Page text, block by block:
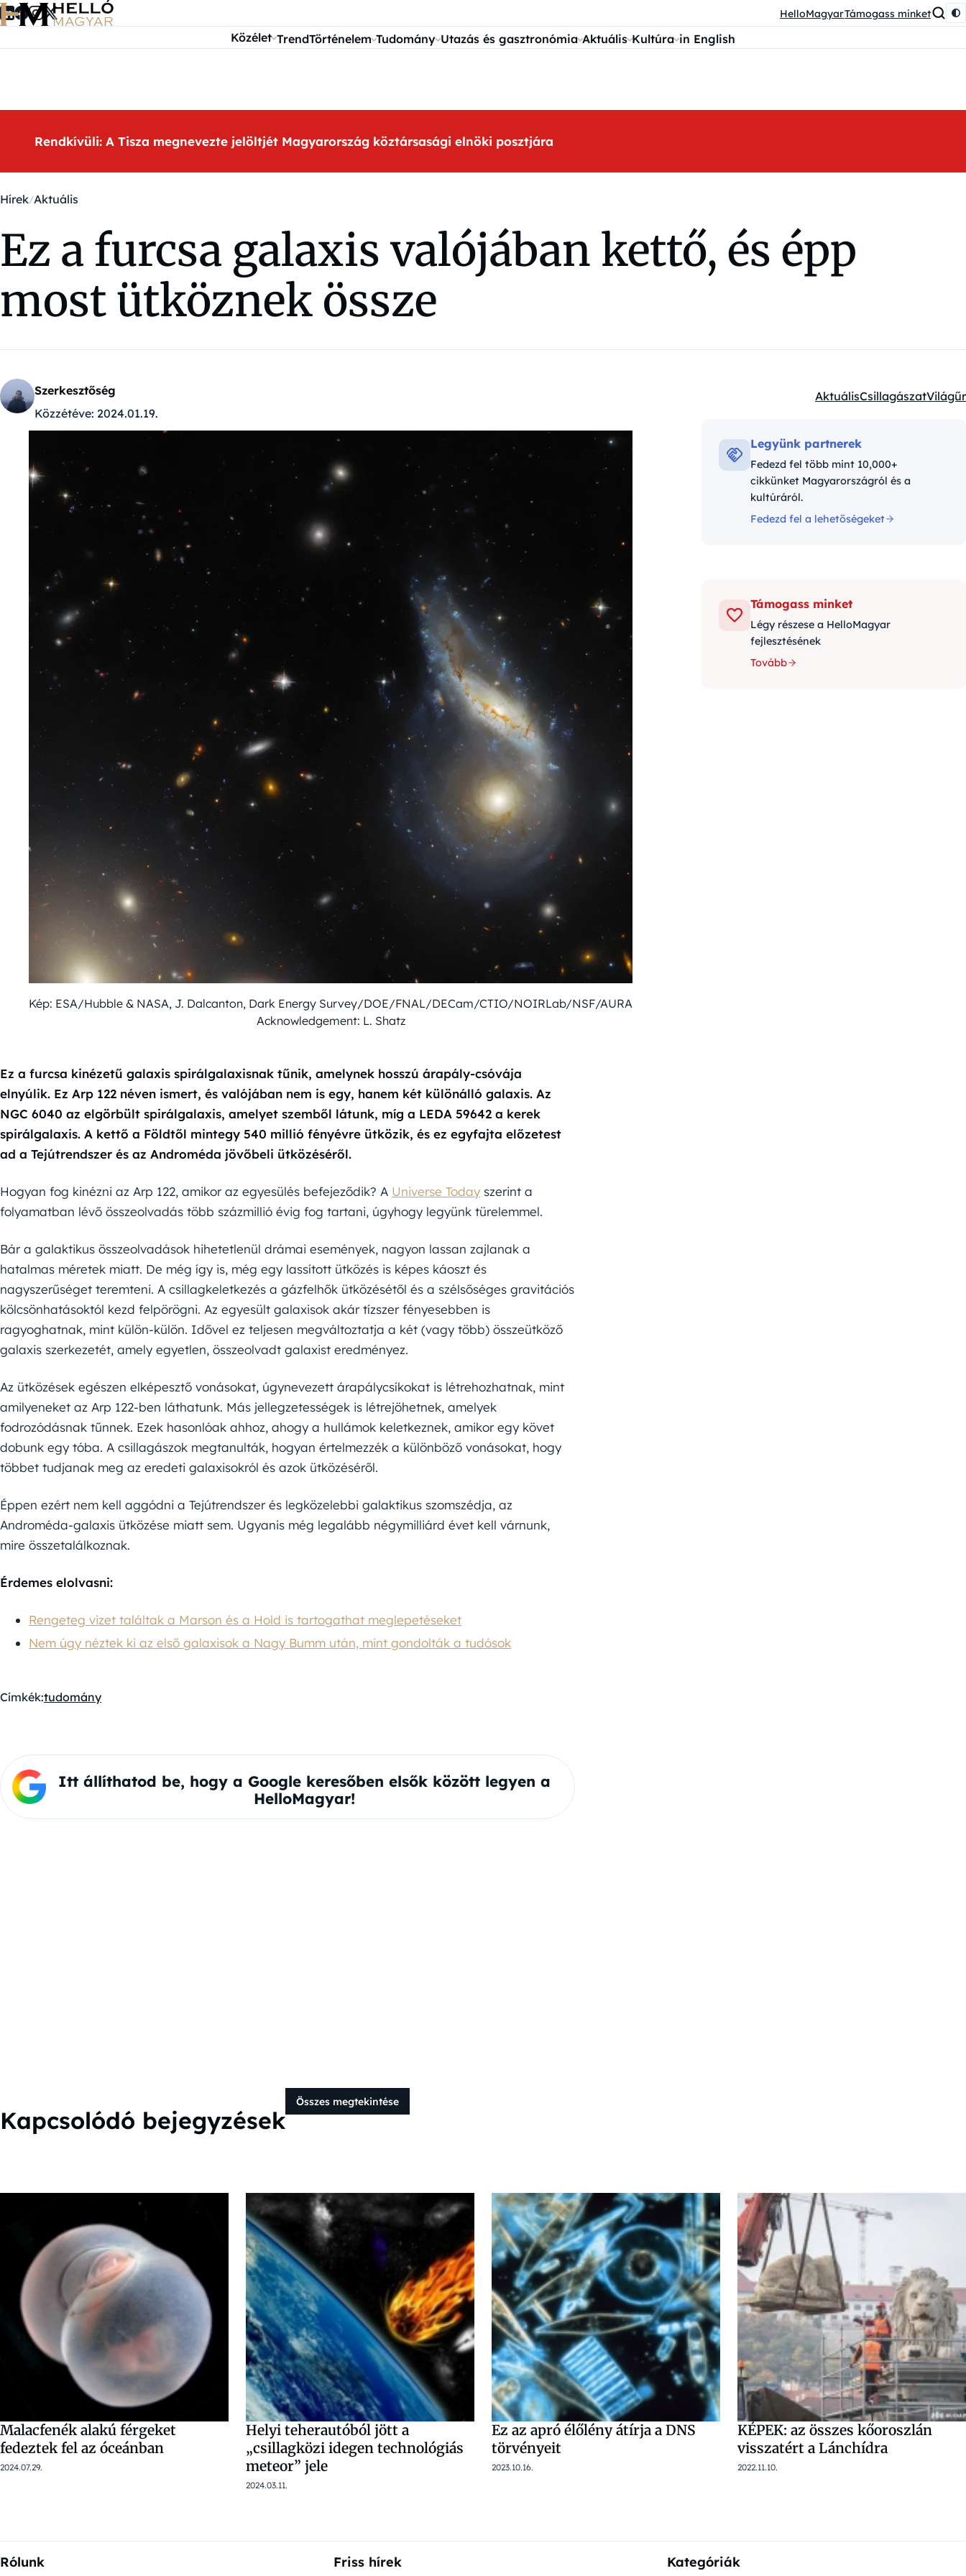
Ugrás a tartalomra HelloMagyarTámogass minket
Közélet TrendTörténelem Tudomány Utazás és gasztronómia Aktuális Kultúra in English
Rendkívüli: A Tisza megnevezte jelöltjét Magyarország köztársasági elnöki posztjára
Hírek Aktuális
Ez a furcsa galaxis valójában kettő, és épp
most ütköznek össze
Szerkesztőség
Közzétéve: 2024.01.19.
Kategóriák:
AktuálisCsillagászatVilágűr
Kép: ESA/Hubble & NASA, J. Dalcanton, Dark Energy Survey/DOE/FNAL/DECam/CTIO/NOIRLab/NSF/AURA
Acknowledgement: L. Shatz
Ez a furcsa kinézetű galaxis spirálgalaxisnak tűnik, amelynek hosszú árapály-csóvája
elnyúlik. Ez Arp 122 néven ismert, és valójában nem is egy, hanem két különálló galaxis. Az
NGC 6040 az elgörbült spirálgalaxis, amelyet szemből látunk, míg a LEDA 59642 a kerek
spirálgalaxis. A kettő a Földtől mintegy 540 millió fényévre ütközik, és ez egyfajta előzetest
ad a Tejútrendszer és az Androméda jövőbeli ütközéséről.
Hogyan fog kinézni az Arp 122, amikor az egyesülés befejeződik? A Universe Today szerint a
folyamatban lévő összeolvadás több százmillió évig fog tartani, úgyhogy legyünk türelemmel.
Bár a galaktikus összeolvadások hihetetlenül drámai események, nagyon lassan zajlanak a
hatalmas méretek miatt. De még így is, még egy lassított ütközés is képes káoszt és
nagyszerűséget teremteni. A csillagkeletkezés a gázfelhők ütközésétől és a szélsőséges gravitációs
kölcsönhatásoktól kezd felpörögni. Az egyesült galaxisok akár tízszer fényesebben is
ragyoghatnak, mint külön-külön. Idővel ez teljesen megváltoztatja a két (vagy több) összeütköző
galaxis szerkezetét, amely egyetlen, összeolvadt galaxist eredményez.
Az ütközések egészen elképesztő vonásokat, úgynevezett árapálycsíkokat is létrehozhatnak, mint
amilyeneket az Arp 122-ben láthatunk. Más jellegzetességek is létrejöhetnek, amelyek
fodrozódásnak tűnnek. Ezek hasonlóak ahhoz, ahogy a hullámok keletkeznek, amikor egy követ
dobunk egy tóba. A csillagászok megtanulták, hogyan értelmezzék a különböző vonásokat, hogy
többet tudjanak meg az eredeti galaxisokról és azok ütközéséről.
Éppen ezért nem kell aggódni a Tejútrendszer és legközelebbi galaktikus szomszédja, az
Androméda-galaxis ütközése miatt sem. Ugyanis még legalább négymilliárd évet kell várnunk,
mire összetalálkoznak.
Érdemes elolvasni:
Rengeteg vizet találtak a Marson és a Hold is tartogathat meglepetéseket
Nem úgy néztek ki az első galaxisok a Nagy Bumm után, mint gondolták a tudósok
Címkék:tudomány
Itt állíthatod be, hogy a Google keresőben elsők között legyen a
HelloMagyar!
Legyünk partnerek
Fedezd fel több mint 10,000+
cikkünket Magyarországról és a
kultúráról.
Fedezd fel a lehetőségeket
Támogass minket
Légy részese a HelloMagyar
fejlesztésének
Tovább
Kapcsolódó bejegyzések
Összes megtekintése
Malacfenék alakú férgeket
fedeztek fel az óceánban
2024.07.29.
Helyi teherautóból jött a
„csillagközi idegen technológiás
meteor” jele
2024.03.11.
Ez az apró élőlény átírja a DNS
törvényeit
2023.10.16.
KÉPEK: az összes kőoroszlán
visszatért a Lánchídra
2022.11.10.
Rólunk Friss hírek Kategóriák